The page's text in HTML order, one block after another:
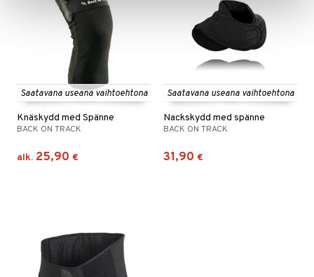
Saatavana useana vaihtoehtona
Knäskydd med Spänne
BACK ON TRACK
alk. 25,90 €
Saatavana useana vaihtoehtona
Nackskydd med spänne
BACK ON TRACK
31,90 €